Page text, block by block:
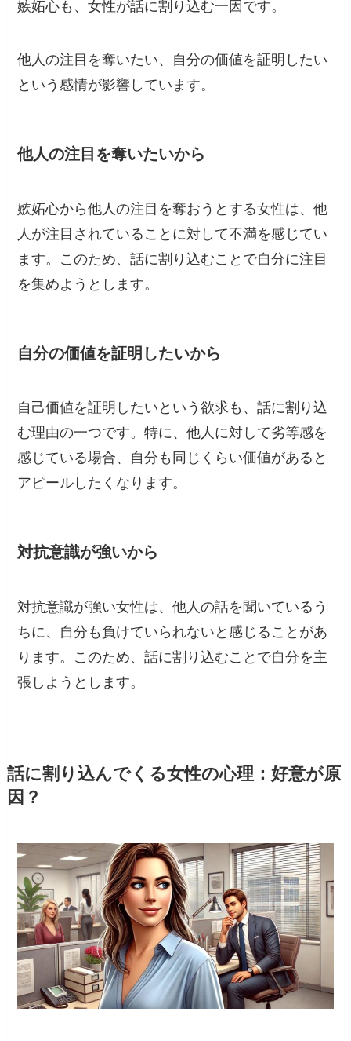
嫉妬心も、女性が話に割り込む一因です。
他人の注目を奪いたい、自分の価値を証明したい
という感情が影響しています。
他人の注目を奪いたいから
嫉妬心から他人の注目を奪おうとする女性は、他
人が注目されていることに対して不満を感じてい
ます。このため、話に割り込むことで自分に注目
を集めようとします。
自分の価値を証明したいから
自己価値を証明したいという欲求も、話に割り込
む理由の一つです。特に、他人に対して劣等感を
感じている場合、自分も同じくらい価値があると
アピールしたくなります。
対抗意識が強いから
対抗意識が強い女性は、他人の話を聞いているう
ちに、自分も負けていられないと感じることがあ
ります。このため、話に割り込むことで自分を主
張しようとします。
話に割り込んでくる女性の心理：好意が原
因？